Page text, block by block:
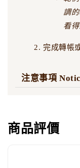
調
看
完成轉帳
注意事項
商品評價